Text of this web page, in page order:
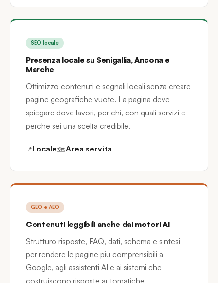
SEO locale
Presenza locale su Senigallia, Ancona e
Marche
Ottimizzo contenuti e segnali locali senza creare
pagine geografiche vuote. La pagina deve
spiegare dove lavori, per chi, con quali servizi e
perche sei una scelta credibile.
📍Locale🗺Area servita
GEO e AEO
Contenuti leggibili anche dai motori AI
Strutturo risposte, FAQ, dati, schema e sintesi
per rendere le pagine piu comprensibili a
Google, agli assistenti AI e ai sistemi che
costruiscono risposte automatiche.